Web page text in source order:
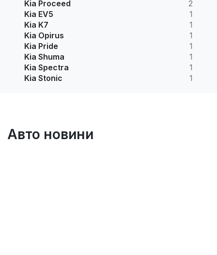
Kia Proceed
2
Kia EV5
1
Kia K7
1
Kia Opirus
1
Kia Pride
1
Kia Shuma
1
Kia Spectra
1
Kia Stonic
1
Авто новини